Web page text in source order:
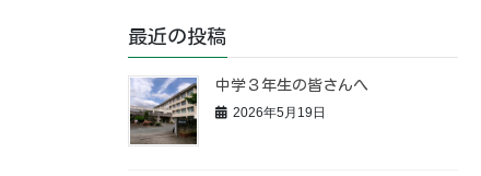
最近の投稿
中学３年生の皆さんへ
2026年5月19日